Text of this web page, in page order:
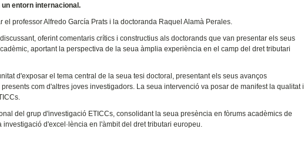
entorn internacional.
professor Alfredo García Prats i la doctoranda Raquel Alamà Perales.
oferint comentaris crítics i constructius als doctorands que van presentar els seus
aportant la perspectiva de la seua àmplia experiència en el camp del dret tributari
d'exposar el tema central de la seua tesi doctoral, presentant els seus avanços
com d'altres joves investigadors. La seua intervenció va posar de manifest la qualitat i
del grup d'investigació ETICCs, consolidant la seua presència en fòrums acadèmics de
d'excel·lència en l'àmbit del dret tributari europeu.